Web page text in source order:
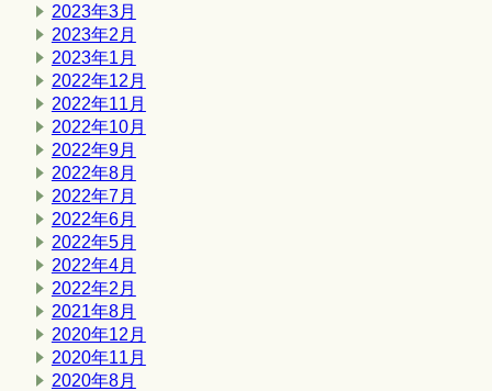
2023年3月
2023年2月
2023年1月
2022年12月
2022年11月
2022年10月
2022年9月
2022年8月
2022年7月
2022年6月
2022年5月
2022年4月
2022年2月
2021年8月
2020年12月
2020年11月
2020年8月